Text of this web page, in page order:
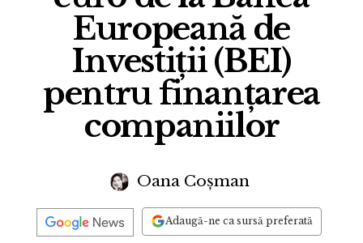
Europeană de
Investiții (BEI)
pentru finanțarea
companiilor
Oana Coșman
Adaugă-ne ca sursă preferată